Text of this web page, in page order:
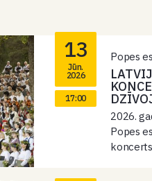
13
Jūn.
2026
17:00
Popes
2026.
Popes